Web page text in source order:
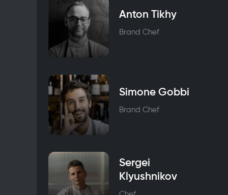
Anton Tikhy
Brand Chef
Simone Gobbi
Brand Chef
Sergei
Klyushnikov